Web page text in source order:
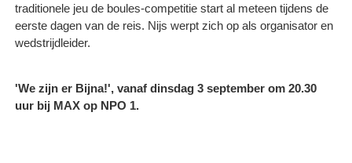
traditionele jeu de boules-competitie start al meteen tijdens de
eerste dagen van de reis. Nijs werpt zich op als organisator en
wedstrijdleider.
'We zijn er Bijna!', vanaf dinsdag 3 september om 20.30
uur bij MAX op NPO 1.